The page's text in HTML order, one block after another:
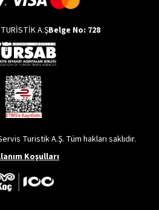
A.ŞBelge No: 728
Turistik A.Ş. Tüm hakları saklıdır.
Koşulları